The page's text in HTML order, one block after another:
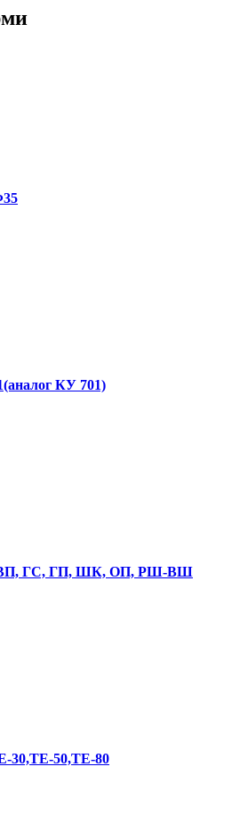
КУ 701)
ВП, ГС, ГП, ШК, ОП, РШ-ВШ
30,ТЕ-50,ТЕ-80